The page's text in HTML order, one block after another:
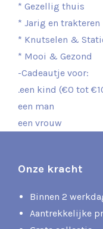
* Gezellig thuis
* Jarig en trakteren
* Knutselen &
* Mooi & Gezond
-Cadeautje voor:
.een kind (€0 tot
een man
een vrouw
Onze kracht
Binnen 2
Aantrekkelijke